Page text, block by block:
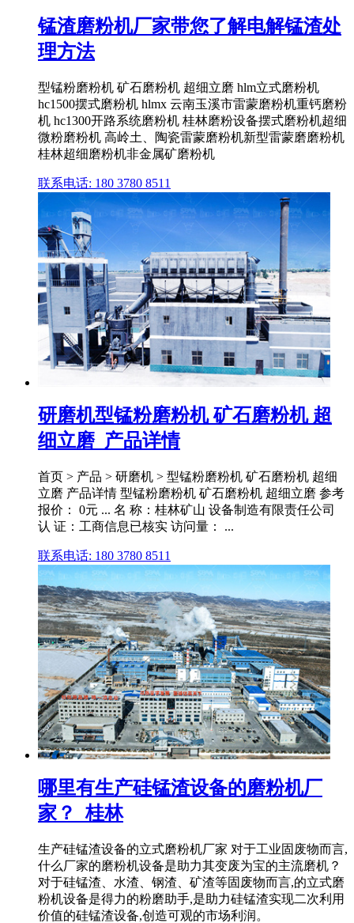
锰渣磨粉机厂家带您了解电解锰渣处
理方法
型锰粉磨粉机 矿石磨粉机 超细立磨 hlm立式磨粉机
hc1500摆式磨粉机 hlmx 云南玉溪市雷蒙磨粉机重钙磨粉
机 hc1300开路系统磨粉机 桂林磨粉设备摆式磨粉机超细
微粉磨粉机 高岭土、陶瓷雷蒙磨粉机新型雷蒙磨磨粉机
桂林超细磨粉机非金属矿磨粉机
联系电话: 180 3780 8511
研磨机型锰粉磨粉机 矿石磨粉机 超
细立磨_产品详情
首页 > 产品 > 研磨机 > 型锰粉磨粉机 矿石磨粉机 超细
立磨 产品详情 型锰粉磨粉机 矿石磨粉机 超细立磨 参考
报价： 0元 ... 名 称：桂林矿山 设备制造有限责任公司
认 证：工商信息已核实 访问量： ...
联系电话: 180 3780 8511
哪里有生产硅锰渣设备的磨粉机厂
家？_桂林
生产硅锰渣设备的立式磨粉机厂家 对于工业固废物而言,
什么厂家的磨粉机设备是助力其变废为宝的主流磨机？
对于硅锰渣、水渣、钢渣、矿渣等固废物而言,的立式磨
粉机设备是得力的粉磨助手,是助力硅锰渣实现二次利用
价值的硅锰渣设备,创造可观的市场利润。